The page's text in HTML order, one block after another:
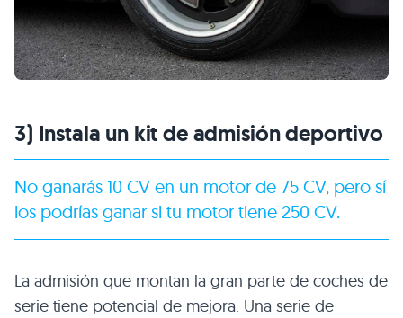
3) Instala un kit de admisión deportivo
No ganarás 10 CV en un motor de 75 CV, pero sí
los podrías ganar si tu motor tiene 250 CV.
La admisión que montan la gran parte de coches de
serie tiene potencial de mejora. Una serie de